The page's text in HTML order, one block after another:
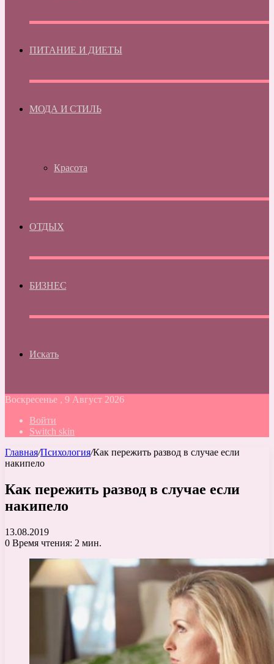
ПИТАНИЕ И ДИЕТЫ
МОДА И СТИЛЬ
Красота
ОТДЫХ
БИЗНЕС
Искать
Воскресенье , 9 Август 2026
Войти
Switch skin
Главная/Психология/Как пережить развод в случае если
накипело
Как пережить развод в случае если
накипело
13.08.2019
0 Время чтения: 2 мин.